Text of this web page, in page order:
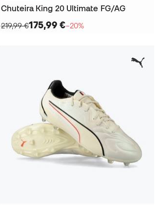
Chuteira King 20 Ultimate FG/AG
219,99 €175,99 €−20%